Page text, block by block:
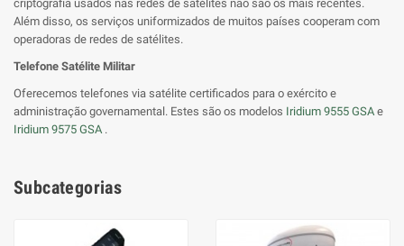
criptografia usados nas redes de satélites não são os mais recentes.
Além disso, os serviços uniformizados de muitos países cooperam com
operadoras de redes de satélites.
Telefone Satélite Militar
Oferecemos telefones via satélite certificados para o exército e
administração governamental. Estes são os modelos Iridium 9555 GSA e
Iridium 9575 GSA .
Subcategorias